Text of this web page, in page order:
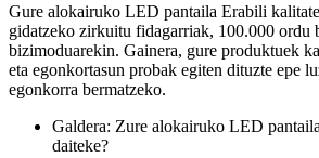
Gure alokairuko LED pantaila Erabili
gidatzeko zirkuitu fidagarriak, 100.000 ordu
bizimoduarekin. Gainera, gure produktuek
eta egonkortasun probak egiten dituzte epe
egonkorra bermatzeko.
Galdera: Zure alokairuko LED
daiteke?